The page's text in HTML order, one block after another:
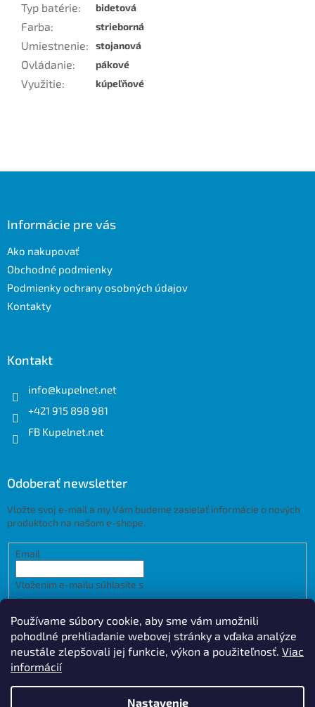
Používame súbory cookie, aby sme vám umožnili
pohodlné prehliadanie webovej stránky a vďaka analýze
neustále zlepšovali jej funkcie, výkon a použiteľnosť. Viac
informácií
Nastavenie
Typ batérie: bidetová
Farba: strieborná
Umiestnenie: stojanová
Ovládanie: pákové
Využitie: kúpeľňové
Informácie pre vás
Ako nakupovať
Obchodné podmienky
Podmienky ochrany osobných údajov
Kontakty
Kontakt
info@kupelnet.net
+421 915 898 981
FB Kupelnet.net
Odoberať newsletter
Vložte svoj e-mail a my Vám budeme zasielať informácie o nových
produktoch na našom e-shope.
Email
Vložením e-mailu súhlasíte s
údajov
PRIHLÁSIŤ SA